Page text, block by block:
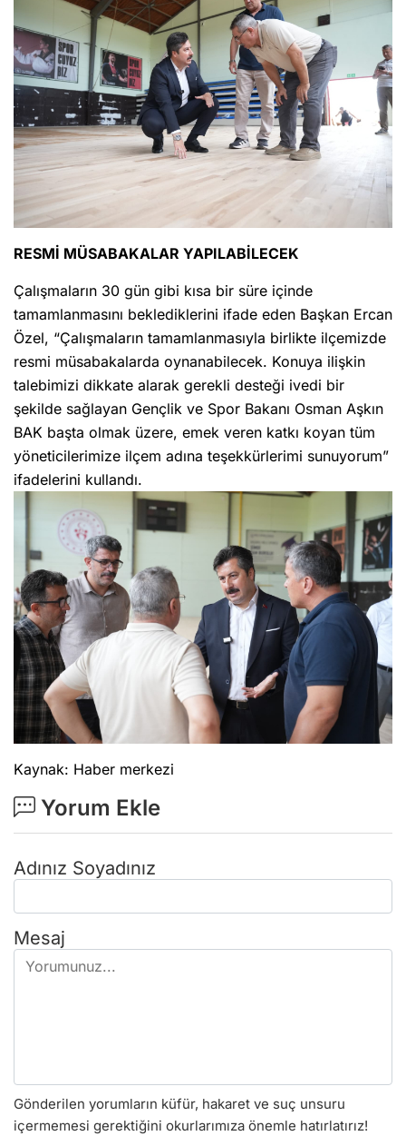
RESMİ MÜSABAKALAR YAPILABİLECEK
Çalışmaların 30 gün gibi kısa bir süre içinde
tamamlanmasını beklediklerini ifade eden Başkan Ercan
Özel, “Çalışmaların tamamlanmasıyla birlikte ilçemizde
resmi müsabakalarda oynanabilecek. Konuya ilişkin
talebimizi dikkate alarak gerekli desteği ivedi bir
şekilde sağlayan Gençlik ve Spor Bakanı Osman Aşkın
BAK başta olmak üzere, emek veren katkı koyan tüm
yöneticilerimize ilçem adına teşekkürlerimi sunuyorum”
ifadelerini kullandı.
Kaynak: Haber merkezi
Yorum Ekle
Adınız Soyadınız
Mesaj
Gönderilen yorumların küfür, hakaret ve suç unsuru
içermemesi gerektiğini okurlarımıza önemle hatırlatırız!